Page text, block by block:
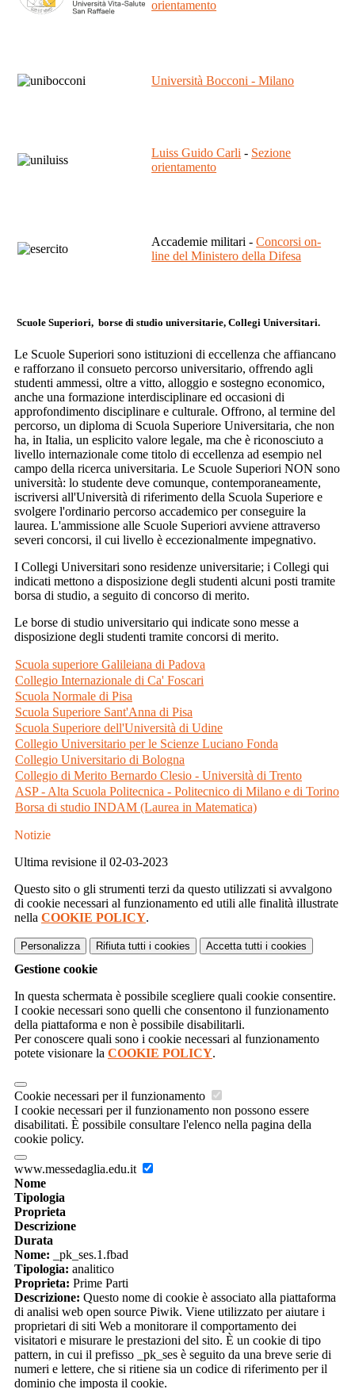
orientamento
Università Bocconi - Milano
Luiss Guido Carli - Sezione
orientamento
Accademie militari -Concorsi on-
line del Ministero della Difesa
Scuole Superiori, borse di studio universitarie, Collegi Universitari.
Le Scuole Superiori sono istituzioni di eccellenza che affiancano
e rafforzano il consueto percorso universitario, offrendo agli
studenti ammessi, oltre a vitto, alloggio e sostegno economico,
anche una formazione interdisciplinare ed occasioni di
approfondimento disciplinare e culturale. Offrono, al termine del
percorso, un diploma di Scuola Superiore Universitaria, che non
ha, in Italia, un esplicito valore legale, ma che è riconosciuto a
livello internazionale come titolo di eccellenza ad esempio nel
campo della ricerca universitaria. Le Scuole Superiori NON sono
università: lo studente deve comunque, contemporaneamente,
iscriversi all'Università di riferimento della Scuola Superiore e
svolgere l'ordinario percorso accademico per conseguire la
laurea. L'ammissione alle Scuole Superiori avviene attraverso
severi concorsi, il cui livello è eccezionalmente impegnativo.
I Collegi Universitari sono residenze universitarie; i Collegi qui
indicati mettono a disposizione degli studenti alcuni posti tramite
borsa di studio, a seguito di concorso di merito.
Le borse di studio universitario qui indicate sono messe a
disposizione degli studenti tramite concorsi di merito.
Scuola superiore Galileiana di Padova
Collegio Internazionale di Ca' Foscari
Scuola Normale di Pisa
Scuola Superiore Sant'Anna di Pisa
Scuola Superiore dell'Università di Udine
Collegio Universitario per le Scienze Luciano Fonda
Collegio Universitario di Bologna
Collegio di Merito Bernardo Clesio - Università di Trento
ASP - Alta Scuola Politecnica - Politecnico di Milano e di Torino
Borsa di studio INDAM (Laurea in Matematica)
Notizie
Ultima revisione il 02-03-2023
Questo sito o gli strumenti terzi da questo utilizzati si avvalgono
di cookie necessari al funzionamento ed utili alle finalità illustrate
nella COOKIE POLICY.
Personalizza Rifiuta tutti i cookies Accetta tutti i cookies
Gestione cookie
In questa schermata è possibile scegliere quali cookie consentire.
I cookie necessari sono quelli che consentono il funzionamento
della piattaforma e non è possibile disabilitarli.
Per conoscere quali sono i cookie necessari al funzionamento
potete visionare la COOKIE POLICY.
Cookie necessari per il funzionamento
I cookie necessari per il funzionamento non possono essere
disabilitati. È possibile consultare l'elenco nella pagina della
cookie policy.
www.messedaglia.edu.it
Nome
Tipologia
Proprieta
Descrizione
Durata
Nome: _pk_ses.1.fbad
Tipologia: analitico
Proprieta: Prime Parti
Descrizione: Questo nome di cookie è associato alla piattaforma
di analisi web open source Piwik. Viene utilizzato per aiutare i
proprietari di siti Web a monitorare il comportamento dei
visitatori e misurare le prestazioni del sito. È un cookie di tipo
pattern, in cui il prefisso _pk_ses è seguito da una breve serie di
numeri e lettere, che si ritiene sia un codice di riferimento per il
dominio che imposta il cookie.